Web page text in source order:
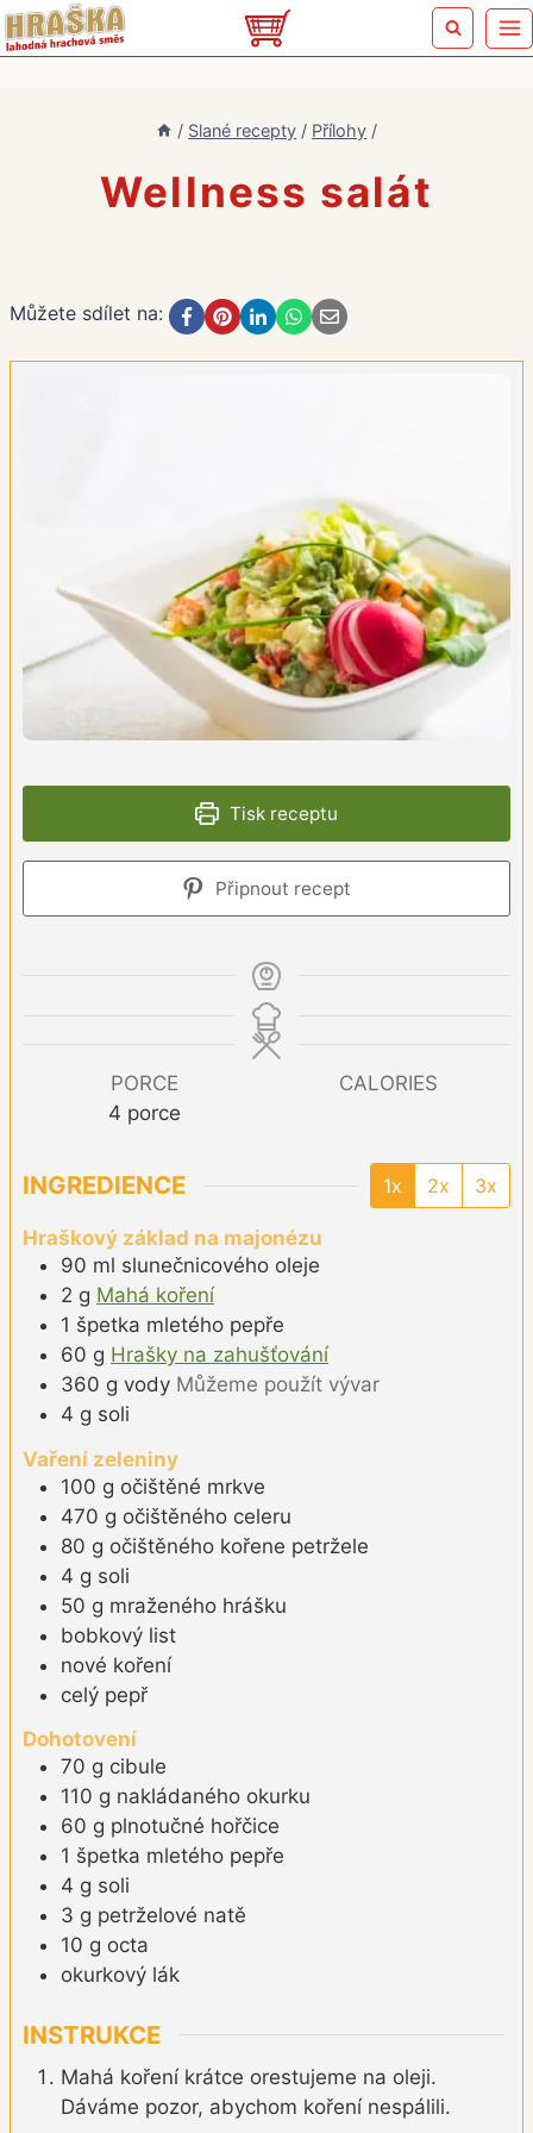
Přeskočit
na
/ Slané recepty / Přílohy /
Wellness salát
Můžete sdílet na:
Tisk receptu
Připnout recept
PORCE
4 porce
CALORIES
INGREDIENCE 1x 2x 3x
Hraškový základ na majonézu
90 ml slunečnicového oleje
2 g Mahá koření
1 špetka mletého pepře
60 g Hrašky na zahušťování
360 g vody Můžeme použít vývar
4 g soli
Vaření zeleniny
100 g očištěné mrkve
470 g očištěného celeru
80 g očištěného kořene petržele
4 g soli
50 g mraženého hrášku
bobkový list
nové koření
celý pepř
Dohotovení
70 g cibule
110 g nakládaného okurku
60 g plnotučné hořčice
1 špetka mletého pepře
4 g soli
3 g petrželové natě
10 g octa
okurkový lák
INSTRUKCE
Mahá koření krátce orestujeme na oleji.
Dáváme pozor, abychom koření nespálili.